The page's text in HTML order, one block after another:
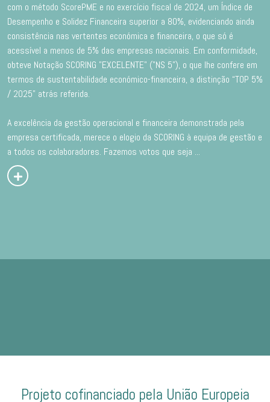
com o método ScorePME e no exercício fiscal de 2024, um Índice de
Desempenho e Solidez Financeira superior a 80%, evidenciando ainda
consistência nas vertentes económica e financeira, o que só é
acessível a menos de 5% das empresas nacionais. Em conformidade,
obteve Notação SCORING "EXCELENTE" ("NS 5"), o que lhe confere em
termos de sustentabilidade económico-financeira, a distinção “TOP 5%
/ 2025” atrás referida.
A excelência da gestão operacional e financeira demonstrada pela
empresa certificada, merece o elogio da SCORING à equipa de gestão e
a todos os colaboradores. Fazemos votos que seja ...
Projeto cofinanciado pela União Europeia